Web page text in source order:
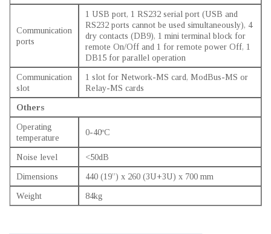
Communication
ports
1 USB port, 1 RS232 serial port (USB and
RS232 ports cannot be used simultaneously), 4
dry contacts (DB9), 1 mini terminal block for
remote On/Off and 1 for remote power Off, 1
DB15 for parallel operation
Communication
slot
1 slot for Network-MS card, ModBus-MS or
Relay-MS cards
Others
Operating
temperature
0-40ºC
Noise level
<50dB
Dimensions
440 (19”) x 260 (3U+3U) x 700 mm
Weight
84kg